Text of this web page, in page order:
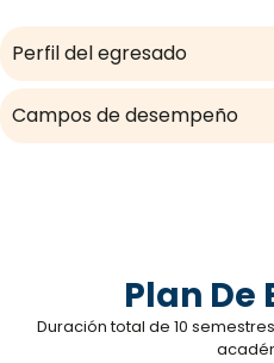
Perfil del egresado
Campos de desempeño
Plan De
Duración total de 10